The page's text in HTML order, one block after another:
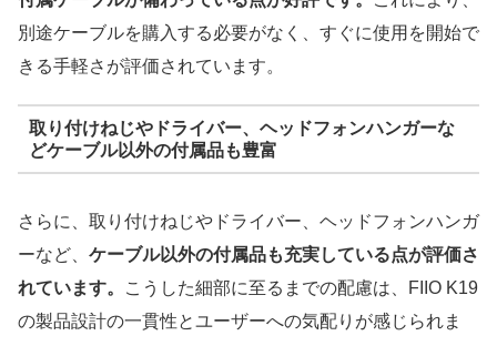
別途ケーブルを購入する必要がなく、すぐに使用を開始で
きる手軽さが評価されています。
取り付けねじやドライバー、ヘッドフォンハンガーな
どケーブル以外の付属品も豊富
さらに、取り付けねじやドライバー、ヘッドフォンハンガ
ーなど、 ケーブル以外の付属品も充実している点が評価さ
れています。
こうした細部に至るまでの配慮は、FIIO K19
の製品設計の一貫性とユーザーへの気配りが感じられま